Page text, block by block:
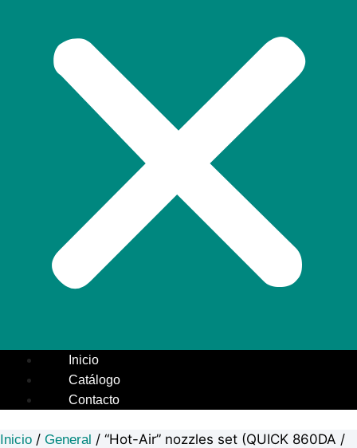
Inicio
Catálogo
Contacto
Inicio / General / “Hot-Air” nozzles set (QUICK 860DA /